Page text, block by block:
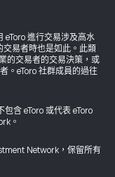
eToro 進行交易涉及高水
易者時也是如此。此類
的交易者的交易決策，或
。eToro 社群成員的過往
含 eToro 或代表 eToro
。
Network，保留所有